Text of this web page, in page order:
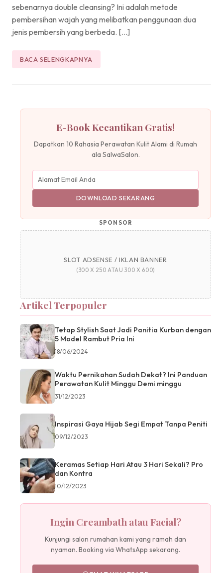
sebenarnya double cleansing? Ini adalah metode
pembersihan wajah yang melibatkan penggunaan dua
jenis pembersih yang berbeda. […]
BACA SELENGKAPNYA
E-Book Kecantikan Gratis!
Dapatkan 10 Rahasia Perawatan Kulit Alami di Rumah
ala SalwaSalon.
DOWNLOAD SEKARANG
SPONSOR
SLOT ADSENSE / IKLAN BANNER
(300 X 250 ATAU 300 X 600)
Artikel Terpopuler
Tetap Stylish Saat Jadi Panitia Kurban dengan
5 Model Rambut Pria Ini
18/06/2024
Waktu Pernikahan Sudah Dekat? Ini Panduan
Perawatan Kulit Minggu Demi minggu
31/12/2023
Inspirasi Gaya Hijab Segi Empat Tanpa Peniti
09/12/2023
Keramas Setiap Hari Atau 3 Hari Sekali? Pro
dan Kontra
10/12/2023
Ingin Creambath atau Facial?
Kunjungi salon rumahan kami yang ramah dan
nyaman. Booking via WhatsApp sekarang.